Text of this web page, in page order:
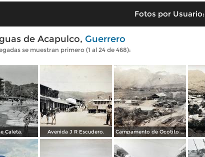
Fotos por Usuario:
de Acapulco, Guerrero
se muestran primero (1 al 24 de 468):
Caleta. Avenida J R Escudero. Campamento de Ocotito Carretera de Mexico-Acapulco.